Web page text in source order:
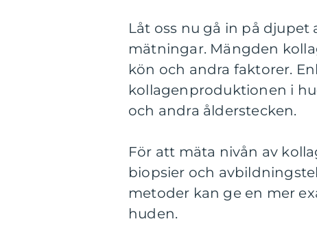
Låt oss nu gå in på djupet
mätningar. Mängden
kön och andra faktorer.
kollagenproduktionen i
och andra ålderstecken.
För att mäta nivån av
biopsier och
metoder kan ge en mer
huden.